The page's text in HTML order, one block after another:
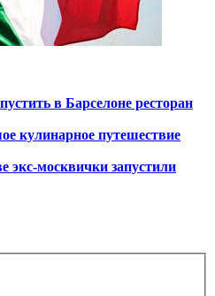
в Барселоне ресторан
кулинарное путешествие
экс-москвички запустили